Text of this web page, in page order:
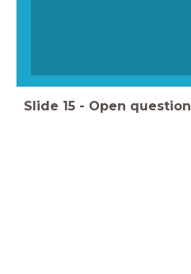
Slide 15 - Open question